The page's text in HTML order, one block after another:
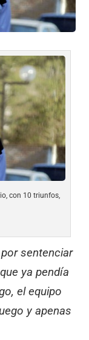
con 10 triunfos,
sentenciar
ya pendía
el equipo
y apenas